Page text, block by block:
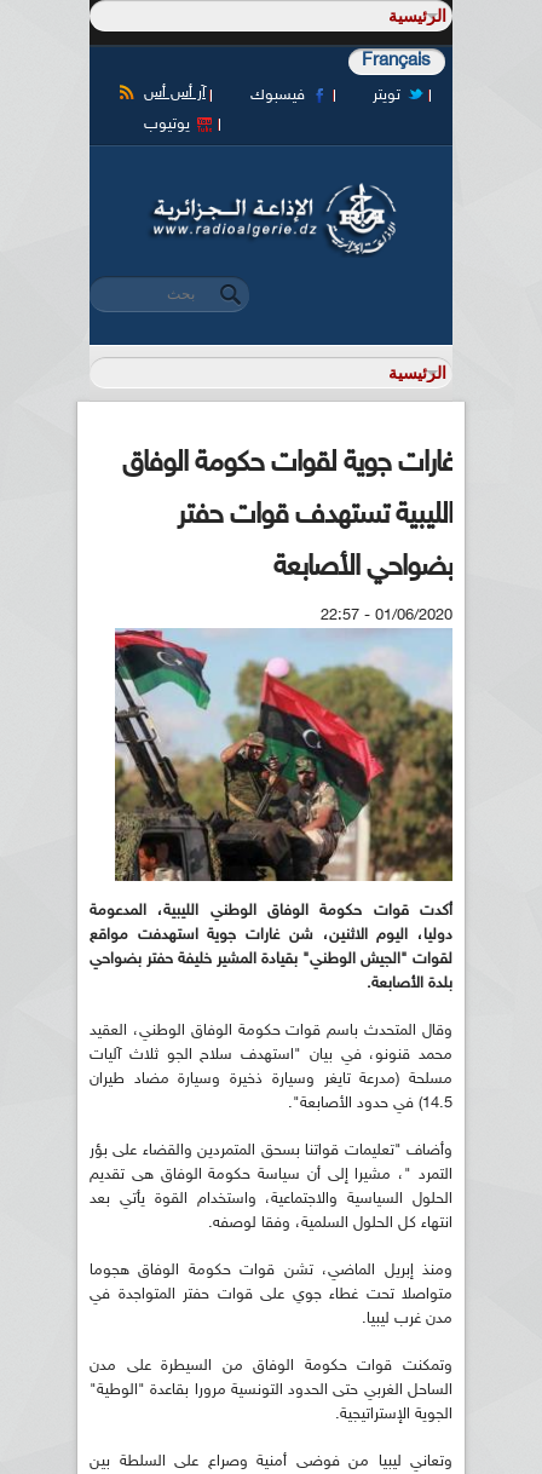
Français
آر أس أس فيسبوك
تويتر
يوتيوب
استمارة البحث
‏بحث ‏
غارات جوية لقوات حكومة الوفاق
الليبية تستهدف قوات حفتر
بضواحي الأصابعة
01/06/2020 - 22:57
أكدت قوات حكومة الوفاق الوطني الليبية، المدعومة
دوليا، اليوم الاثنين، شن غارات جوية استهدفت مواقع
لقوات "الجيش الوطني" بقيادة المشير خليفة حفتر بضواحي
بلدة الأصابعة.
وقال المتحدث باسم قوات حكومة الوفاق الوطني، العقيد
محمد قنونو، في بيان "استهدف سلاح الجو ثلاث آليات
مسلحة (مدرعة تايغر وسيارة ذخيرة وسيارة مضاد طيران
14.5) في حدود الأصابعة".
وأضاف "تعليمات قواتنا بسحق المتمردين والقضاء على بؤر
التمرد "، مشيرا إلى أن سياسة حكومة الوفاق هى تقديم
الحلول السياسية والاجتماعية، واستخدام القوة يأتي بعد
انتهاء كل الحلول السلمية، وفقا لوصفه.
ومنذ إبريل الماضي، تشن قوات حكومة الوفاق هجوما
متواصلا تحت غطاء جوي على قوات حفتر المتواجدة في
مدن غرب ليبيا.
وتمكنت قوات حكومة الوفاق من السيطرة على مدن
الساحل الغربي حتى الحدود التونسية مرورا بقاعدة "الوطية"
الجوية الإستراتيجية.
وتعاني ليبيا من فوضى أمنية وصراع على السلطة بين